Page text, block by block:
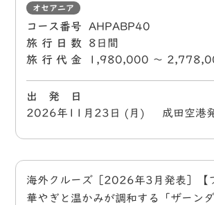
オセアニア
コース番号
AHPABP40
旅行日数
8日間
旅行代金
1,980,000 〜
出 発 日
2026年11月23日 (月) 成田空港
海外クルーズ［2026年3月発表］【
華やぎと温かみが調和する「ザーン